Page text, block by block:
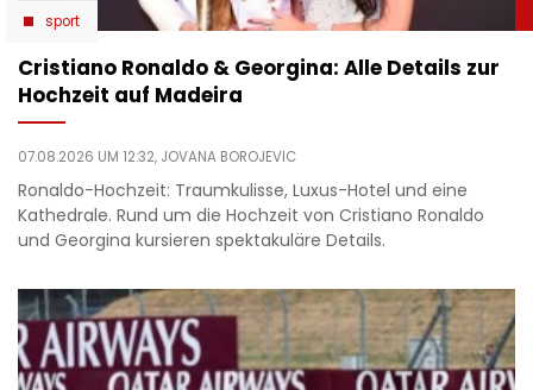
sport
Cristiano Ronaldo & Georgina: Alle Details zur
Hochzeit auf Madeira
07.08.2026 UM 12:32, JOVANA BOROJEVIC
Ronaldo-Hochzeit: Traumkulisse, Luxus-Hotel und eine
Kathedrale. Rund um die Hochzeit von Cristiano Ronaldo
und Georgina kursieren spektakuläre Details.